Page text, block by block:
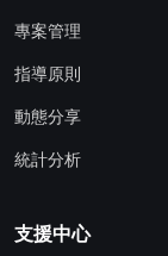
專案管理
指導原則
動態分享
統計分析
支援中心